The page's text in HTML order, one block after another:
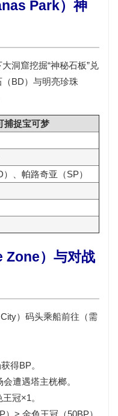
Park）神
洞窟挖掘“神秘石板”兑
BD） 与明亮珍珠
捕捉宝可梦
、帕路奇亚（SP）
Zone）与对战
）码头乘船前往（需
得BP。
会遭遇塔主桄榔。
王冠×1。
）> 金色王冠（50BP）